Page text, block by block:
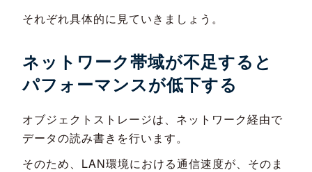
それぞれ具体的に見ていきましょう。
ネットワーク帯域が不足すると
パフォーマンスが低下する
オブジェクトストレージは、ネットワーク経由で
データの読み書きを行います。
そのため、LAN環境における通信速度が、そのま